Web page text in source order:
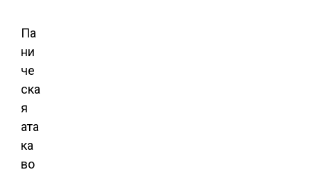
Па
ни
че
ска
я
ата
ка
во